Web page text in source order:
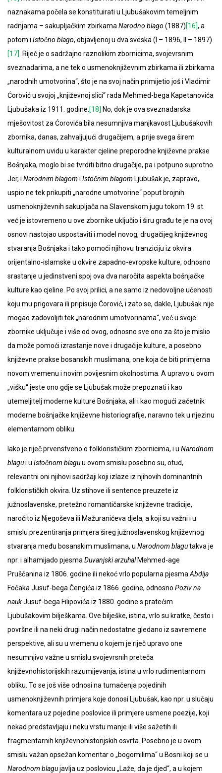
naznakama počela se konstituirati u Ljubušakovim temeljnim
radnjama – sakupljačkim zbirkama Narodno blago (1887)[16], a
potom i Istočno blago, objavljenoj u dva sveska (I – 1896, II – 1897)
[17]
. Riječ je o sadržajno raznolikim zbornicima, svojevrsnim
sveznadarima, a ne tek o usmenoknjiževnim zbirkama ili zbirkama
„narodnih umotvorina“, što je na svoj način primijetio još i Vladimir
Ćorović u svojoj „književnoj slici“ rada Mehmed-bega Kapetanovića
Ljubušaka iz 1911. godine. [18] No, dok je ova sveznadarska
mješovitost za Ćorovića bila nesumnjiva manjkavost Ljubušakovih
zbornika, danas, zahvaljujući drugačijem, a prije svega širem
kulturalnom uvidu u karakter cjeline preporodne književne prakse
Bošnjaka, moglo bi se tvrditi bitno drugačije, pa i potpuno suprotno.
Jer, i Narodnim blagom i Istočnim blagom Ljubušak je, zapravo,
uspio ne tek prikupiti „narodne umotvorine“ poput brojnih
usmenoknjiževnih sakupljača na Slavenskom jugu tokom 19. st.
već je istovremeno u ove zbornike uključio i širu građu te je na ovoj
osnovi nastojao uspostaviti i model novog, drugačijeg književnog
stvaranja Bošnjaka i tako pomoći njihovu tranziciju iz okvira
orijentalno-islamske u okvire zapadno-evropske kulture, odnosno
srastanje u jedinstveni spoj ova dva naročita aspekta bošnjačke
kulture kao cjeline. Po svoj prilici, a ne samo iz nedovoljne učenosti
koju mu prigovara ili pripisuje Ćorović, i zato se, dakle, Ljubušak nije
mogao zadovoljiti tek „narodnim umotvorinama“, već u svoje
zbornike uključuje i više od ovog, odnosno sve ono za što je mislio
da može pomoći izrastanje nove i drugačije kulture, a posebno
književne prakse bosanskih muslimana, one koja će biti primjerna
novom vremenu i novim povijesnim okolnostima. A upravo u ovom
„višku“ jeste ono gdje se Ljubušak može prepoznati i kao
utemeljitelj moderne kulture Bošnjaka, ali i kao mogući začetnik
moderne bošnjačke književne historiografije, naravno tek u njezinu
elementarnom obliku.
Iako je riječ prvenstveno o folklorističkim zbornicima, i u Narodnom
blagui u Istočnom blaguu ovom smislu posebno su, otud,
relevantni oni njihovi sadržaji koji izlaze iz njihovih dominantnih
folklorističkih okvira. Uz stihove ili sentence preuzete iz
južnoslavenske, pretežno romantičarske književne tradicije,
naročito iz Njegoševa ili Mažuranićeva djela, a koji su važni i u
smislu prezentiranja primjera šireg južnoslavenskog književnog
stvaranja među bosanskim muslimana, u Narodnom blagutakva je
npr. i alhamijado pjesma Duvanjski arzuhalMehmed-age
Pruščanina iz 1806. godine ili nekoć vrlo popularna pjesma Abdija
Fočaka Jusuf-bega Čengića iz 1866. godine, odnosno Poziv na
naukJusuf-bega Filipovića iz 1880. godine s pratećim
Ljubušakovim bilješkama. Ove bilješke, istina, vrlo su kratke, često i
površne ili na neki drugi način nedostatne gledano iz savremene
perspektive, ali su u vremenu o kojem je riječ upravo one
nesumnjivo važne u smislu svojevrsnih preteča
književnohistorijskih razumijevanja, istina u vrlo rudimentarnom
obliku. To se još više odnosi na tumačenja pojedinih
usmenoknjiževnih primjera koje donosi Ljubušak, kao npr. u slučaju
komentara uz pojedine poslovice ili primjere usmene poezije, koji
nekad predstavljaju i neku vrstu manje ili više sažetih ili
fragmentarnih književnohistorijskih osvrta. Posebno je u ovom
smislu važan opsežan komentar o „bogomilima“ u Bosni koji se u
Narodnom blagujavlja uz poslovicu „Laže, da je djed“, a u kojem